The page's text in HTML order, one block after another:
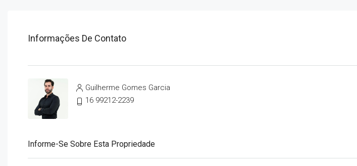
Informações De Contato
Guilherme Gomes Garcia
16 99212-2239
Informe-Se Sobre Esta Propriedade